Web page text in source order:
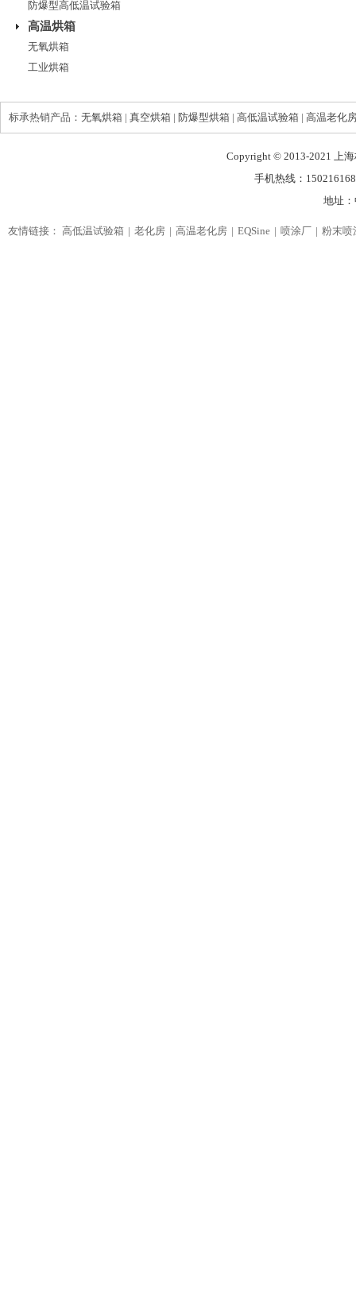
防爆型高低温试验箱
高温烘箱
无氧烘箱
工业烘箱
标承热销产品： 无氧烘箱 | 真空烘箱 | 防爆型烘箱 | 高低温试验箱 | 高温老化
Copyright © 2013-2021 上
手机热线：
地址
友情链接： 高低温试验箱 老化房 高温老化房 EQSine 喷涂厂 粉末喷